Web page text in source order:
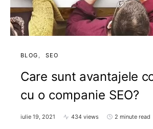
BLOG SEO
Care sunt avantajele
cu o companie SEO?
iulie 19, 2021 434 views 2 minute read